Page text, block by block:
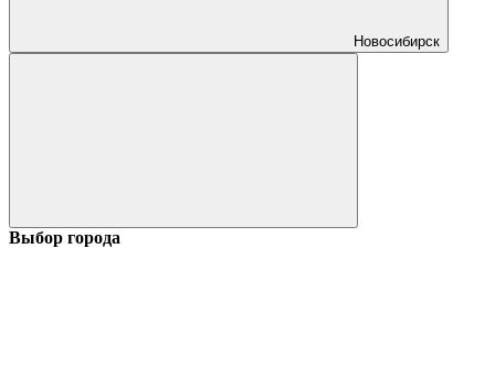
Новосибирск
Выбор города